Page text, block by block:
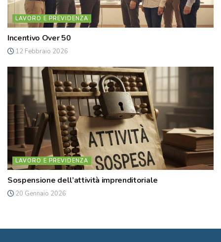
LAVORO E PREVIDENZA
Incentivo Over 50
12 Febbraio 2026
LAVORO E PREVIDENZA
Sospensione dell’attività imprenditoriale
20 Gennaio 2026